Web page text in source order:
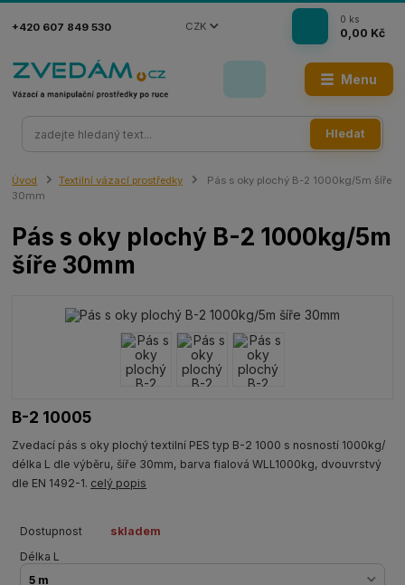
Menu
CZK
Hledat
+420 607 849 530
0 ks
0,00 Kč
Úvod Textilní vázací prostředky
Pás s oky plochý B-2 1000kg/5m šíře
30mm
Pás s oky plochý B-2 1000kg/5m
šíře 30mm
B-2 10005
Zvedací pás s oky plochý textilní PES typ B-2 1000 s nosností 1000kg/
délka L dle výběru, šíře 30mm, barva fialová WLL1000kg, dvouvrstvý
dle EN 1492-1. celý popis
Dostupnost
skladem
Délka L